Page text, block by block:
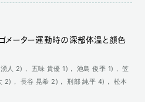
メーター運動時の深部体温と顔色
人 2)， 五味 貴優 1)， 池島 俊季 1)， 笠
2)， 長谷 晃希 2)， 刑部 純平 4)， 松本